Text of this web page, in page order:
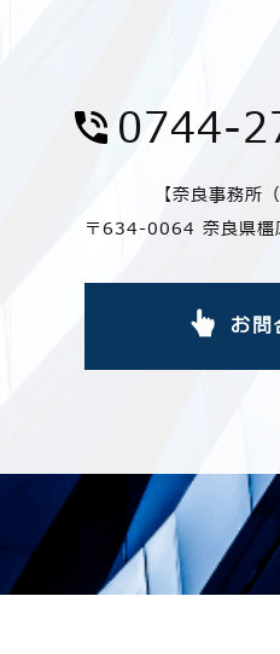
0744-
【奈良事務所
〒634-0064 奈良県
お問